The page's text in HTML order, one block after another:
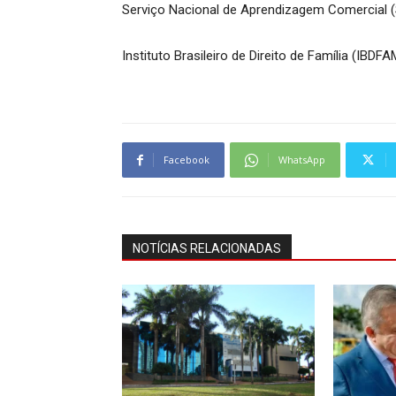
Serviço Nacional de Aprendizagem
Instituto Brasileiro de Direito de Família
Facebook WhatsApp
NOTÍCIAS RELACIONADAS